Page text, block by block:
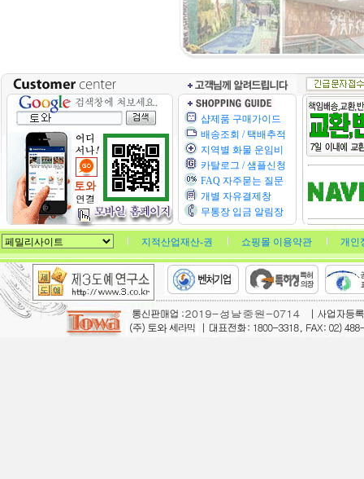
샵제품 구매가이드
배송조회 / 택배추적
지역별 화물 운임비
카탈로그 / 샘플신청
FAQ 자주묻는 질문
개별 자유결제창
무통장 입금 알림장
지적산업재산-권 쇼핑몰 이용약관 개인